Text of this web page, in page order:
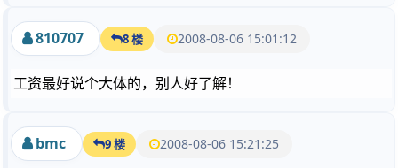
810707 8 楼 2008-08-06 15:01:12
工资最好说个大体的，别人好了解！
bmc 9 楼 2008-08-06 15:21:25